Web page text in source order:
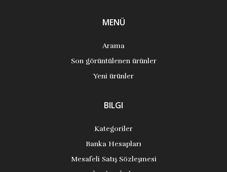
MENÜ
Arama
Son görüntülenen ürünler
Yeni ürünler
BILGI
Kategoriler
Banka Hesapları
Mesafeli Satış Sözleşmesi